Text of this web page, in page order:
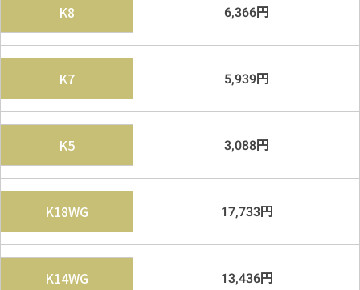
K8 6,366円
K7 5,939円
K5 3,088円
K18WG 17,733円
K14WG 13,436円